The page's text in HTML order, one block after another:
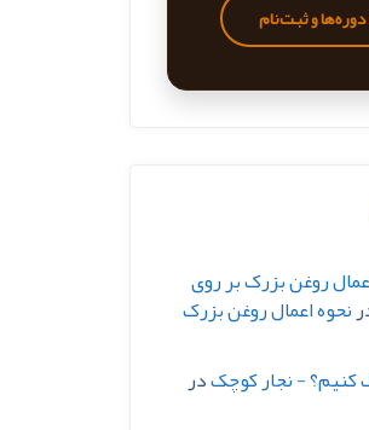
و ثبت‌نام
روغن بزرک بر روی
نحوه اعمال روغن بزرک
- نجار کوچکدر